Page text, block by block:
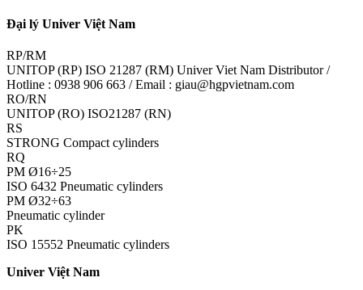
Đại lý Univer Việt Nam
RP/RM
UNITOP (RP) ISO 21287 (RM) Univer Viet Nam Distributor /
Hotline : 0938 906 663 / Email : giau@hgpvietnam.com
RO/RN
UNITOP (RO) ISO21287 (RN)
RS
STRONG Compact cylinders
RQ
PM Ø16÷25
ISO 6432 Pneumatic cylinders
PM Ø32÷63
Pneumatic cylinder
PK
ISO 15552 Pneumatic cylinders
Univer Việt Nam